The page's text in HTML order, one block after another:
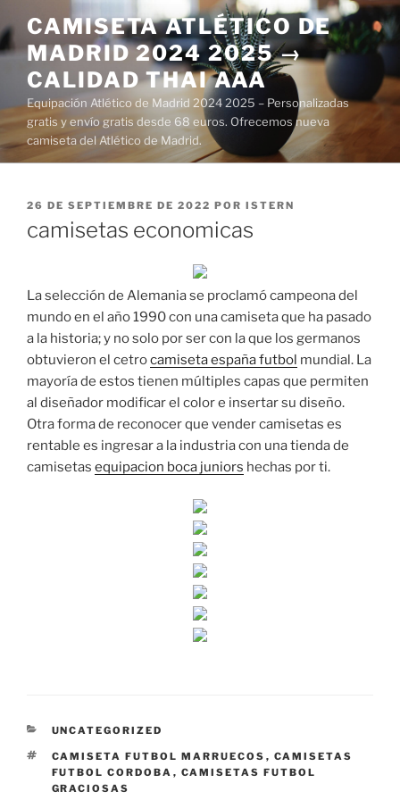
al
contenido
CAMISETA ATLÉTICO DE
MADRID 2024 2025 →
CALIDAD THAI AAA
Equipación Atlético de Madrid 2024 2025 – Personalizadas
gratis y envío gratis desde 68 euros. Ofrecemos nueva
camiseta del Atlético de Madrid.
PUBLICADO
26 DE SEPTIEMBRE DE 2022 POR ISTERN
camisetas economicas
La selección de Alemania se proclamó campeona del
mundo en el año 1990 con una camiseta que ha pasado
a la historia; y no solo por ser con la que los germanos
obtuvieron el cetrocamiseta españa futbol mundial. La
mayoría de estos tienen múltiples capas que permiten
al diseñador modificar el color e insertar su diseño.
Otra forma de reconocer que vender camisetas es
rentable es ingresar a la industria con una tienda de
camisetas equipacion boca juniors hechas por ti.
CATEGORÍAS
UNCATEGORIZED
ETIQUETAS
CAMISETA FUTBOL MARRUECOS , CAMISETAS
FUTBOL CORDOBA , CAMISETAS FUTBOL
GRACIOSAS